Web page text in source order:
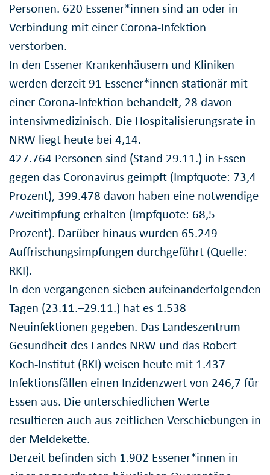
Personen. 620 Essener*innen sind an oder in
Verbindung mit einer Corona-Infektion
verstorben.
In den Essener Krankenhäusern und Kliniken
werden derzeit 91 Essener*innen stationär mit
einer Corona-Infektion behandelt, 28 davon
intensivmedizinisch. Die Hospitalisierungsrate in
NRW liegt heute bei 4,14.
427.764 Personen sind (Stand 29.11.) in Essen
gegen das Coronavirus geimpft (Impfquote: 73,4
Prozent), 399.478 davon haben eine notwendige
Zweitimpfung erhalten (Impfquote: 68,5
Prozent). Darüber hinaus wurden 65.249
Auffrischungsimpfungen durchgeführt (Quelle:
RKI).
In den vergangenen sieben aufeinanderfolgenden
Tagen (23.11.–29.11.) hat es 1.538
Neuinfektionen gegeben. Das Landeszentrum
Gesundheit des Landes NRW und das Robert
Koch-Institut (RKI) weisen heute mit 1.437
Infektionsfällen einen Inzidenzwert von 246,7 für
Essen aus. Die unterschiedlichen Werte
resultieren auch aus zeitlichen Verschiebungen in
der Meldekette.
Derzeit befinden sich 1.902 Essener*innen in